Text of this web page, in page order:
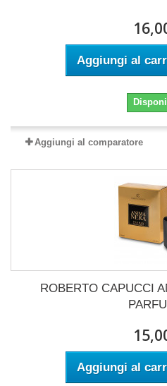
Aggiungi al
Aggiungi al comparatore
ROBERTO CAPUCCI
Aggiungi al